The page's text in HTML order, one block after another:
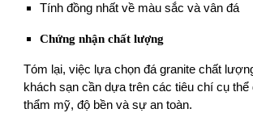
Tính đồng nhất về màu sắc và vân đá
Chứng nhận chất lượng
Tóm lại, việc lựa chọn đá granite chất
khách sạn cần dựa trên các tiêu chí cụ thể
thẩm mỹ, độ bền và sự an toàn.